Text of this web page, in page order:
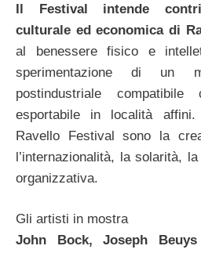
Il Festival intende
culturale ed economica di
al benessere fisico e
sperimentazione di un
postindustriale
esportabile in località
Ravello Festival sono la
l’internazionalità, la solarità,
organizzativa.
Gli artisti in mostra
John Bock, Joseph